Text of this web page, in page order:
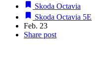
Skoda Octavia
Skoda Octavia 5E
Feb. 23
Share post